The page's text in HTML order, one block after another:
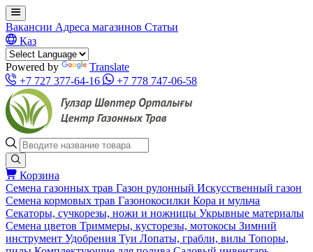
Вакансии Адреса магазинов Статьи
Қаз
Powered by
Translate
+7 727 377-64-16
+7 778 747-06-58
Корзина
Семена газонных трав Газон рулонный Искусственный газон
Семена кормовых трав Газонокосилки Кора и мульча
Секаторы, сучкорезы, ножи и ножницы Укрывные материалы
Семена цветов Триммеры, кусторезы, мотокосы Зимний
инструмент Удобрения Туи Лопаты, грабли, вилы Топоры,